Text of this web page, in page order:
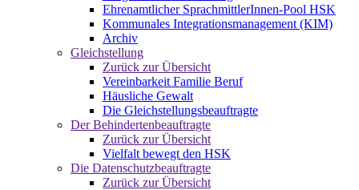
Ehrenamtlicher SprachmittlerInnen-Pool HSK
Kommunales Integrationsmanagement (KIM)
Archiv
Gleichstellung
Zurück zur Übersicht
Vereinbarkeit Familie Beruf
Häusliche Gewalt
Die Gleichstellungsbeauftragte
Der Behindertenbeauftragte
Zurück zur Übersicht
Vielfalt bewegt den HSK
Die Datenschutzbeauftragte
Zurück zur Übersicht